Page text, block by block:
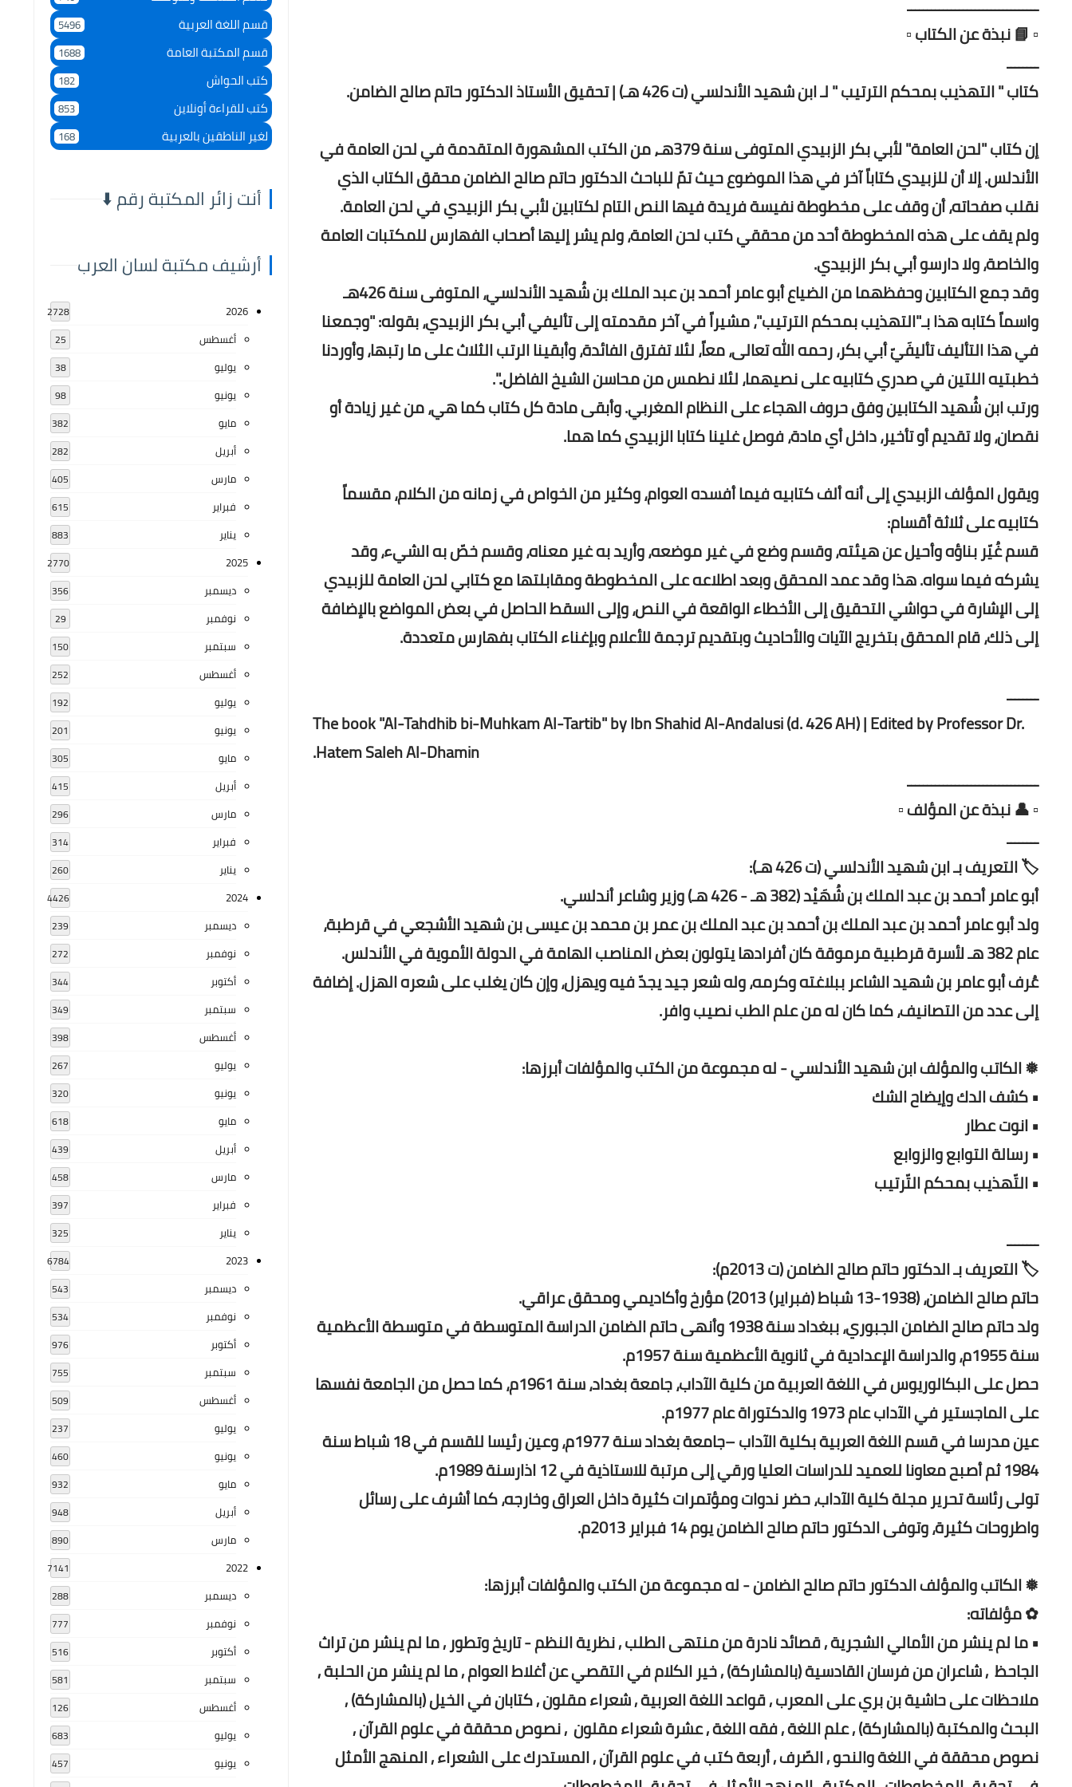
▫️ 📘 نبذة عن الكتاب ▫️
ــــــــ
كتاب " التهذيب بمحكم الترتيب " لـ ابن شهيد الأندلسي (ت 426 هـ) | تحقيق الأستاذ الدكتور حاتم صالح الضامن.
إن كتاب "لحن العامة" لأبي بكر الزبيدي المتوفى سنة 379هـ، من الكتب المشهورة المتقدمة في لحن العامة في
الأندلس. إلا أن للزبيدي كتاباً آخر في هذا الموضوع حيث تمّ للباحث الدكتور حاتم صالح الضامن محقق الكتاب الذي
نقلب صفحاته، أن وقف على مخطوطة نفيسة فريدة فيها النص التام لكتابين لأبي بكر الزبيدي في لحن العامة.
ولم يقف على هذه المخطوطة أحد من محققي كتب لحن العامة، ولم يشر إليها أصحاب الفهارس للمكتبات العامة
والخاصة، ولا دارسو أبي بكر الزبيدي.
وقد جمع الكتابين وحفظهما من الضياع أبو عامر أحمد بن عبد الملك بن شُهيد الأندلسي، المتوفى سنة 426هـ
واسماً كتابه هذا بـ"التهذيب بمحكم الترتيب"، مشيراً في آخر مقدمته إلى تأليفي أبي بكر الزبيدي، بقوله: "وجمعنا
في هذا التأليف تأليفَيّ أبي بكر، رحمه الله تعالى، معاً، لئلا تفترق الفائدة، وأبقينا الرتب الثلاث على ما رتبها، وأوردنا
خطبتيه اللتين في صدري كتابيه على نصيهما، لئلا نطمس من محاسن الشيخ الفاضل..".
ورتب ابن شُهيد الكتابين وفق حروف الهجاء على النظام المغربي. وأبقى مادة كل كتاب كما هي، من غير زيادة أو
نقصان، ولا تقديم أو تأخير، داخل أي مادة، فوصل غلينا كتابا الزبيدي كما هما.
ويقول المؤلف الزبيدي إلى أنه ألف كتابيه فيما أفسده العوام، وكثير من الخواص في زمانه من الكلام، مقسماً
كتابيه على ثلاثة أقسام:
قسم غُيّر بناؤه وأحيل عن هيئته، وقسم وضع في غير موضعه، وأريد به غير معناه، وقسم خصّ به الشيء، وقد
يشركه فيما سواه. هذا وقد عمد المحقق وبعد اطلاعه على المخطوطة ومقابلتها مع كتابي لحن العامة للزبيدي
إلى الإشارة في حواشي التحقيق إلى الأخطاء الواقعة في النص، وإلى السقط الحاصل في بعض المواضع بالإضافة
إلى ذلك، قام المحقق بتخريج الآيات والأحاديث وبتقديم ترجمة للأعلام وبإغناء الكتاب بفهارس متعددة.
ــــــــ
The book "Al-Tahdhib bi-Muhkam Al-Tartib" by Ibn Shahid Al-Andalusi (d. 426 AH) | Edited by Professor Dr.
Hatem Saleh Al-Dhamin.
ـــــــــــــــــــــــــــــــــ
▫️ 👤 نبذة عن المؤلف ▫️
ــــــــ
🏷️ التعريف بـ ابن شهيد الأندلسي (ت 426 هـ):
أبو عامر أحمد بن عبد الملك بن شُهَيْد (382 هـ - 426 هـ) وزير وشاعر أندلسي.
ولد أبو عامر أحمد بن عبد الملك بن أحمد بن عبد الملك بن عمر بن محمد بن عيسى بن شهيد الأشجعي في قرطبة،
عام 382 هـ لأسرة قرطبية مرموقة كان أفرادها يتولون بعض المناصب الهامة في الدولة الأموية في الأندلس.
عُرف أبو عامر بن شهيد الشاعر ببلاغته وكرمه، وله شعر جيد يجدّ فيه ويهزل، وإن كان يغلب على شعره الهزل. إضافة
إلى عدد من التصانيف، كما كان له من علم الطب نصيب وافر.
❅ الكاتب والمؤلف ابن شهيد الأندلسي - له مجموعة من الكتب والمؤلفات أبرزها:
• كشف الدك وإيضاح الشك
• انوت عطار
• رسالة التوابع والزوابع
• التّهذيب بمحكم التّرتيب
ــــــــ
🏷️ التعريف بـ الدكتور حاتم صالح الضامن (ت 2013م):
حاتم صالح الضامن، (1938-13 شباط (فبراير) 2013) مؤرخ وأكاديمي ومحقق عراقي.
ولد حاتم صالح الضامن الجبوري، ببغداد سنة 1938 وأنهى حاتم الضامن الدراسة المتوسطة في متوسطة الأعظمية
سنة 1955م، والدراسة الإعدادية في ثانوية الأعظمية سنة 1957م.
حصل على البكالوريوس في اللغة العربية من كلية الآداب، جامعة بغداد، سنة 1961م، كما حصل من الجامعة نفسها
على الماجستير في الآداب عام 1973 والدكتوراة عام 1977م.
عين مدرسا في قسم اللغة العربية بكلية الآداب –جامعة بغداد سنة 1977م، وعين رئيسا للقسم في 18 شباط سنة
1984 ثم أصبح معاونا للعميد للدراسات العليا ورقي إلى مرتبة للاستاذية في 12 اذارسنة 1989م.
تولى رئاسة تحرير مجلة كلية الآداب، حضر ندوات ومؤتمرات كثيرة داخل العراق وخارجه، كما أشرف على رسائل
واطروحات كثيرة، وتوفى الدكتور حاتم صالح الضامن يوم 14 فبراير 2013م.
❅ الكاتب والمؤلف الدكتور حاتم صالح الضامن - له مجموعة من الكتب والمؤلفات أبرزها:
✿ مؤلفاته:
• ما لم ينشر من الأمالي الشجرية , قصائد نادرة من منتهى الطلب , نظرية النظم - تاريخ وتطور , ما لم ينشر من تراث
الجاحظ , شاعران من فرسان القادسية (بالمشاركة) , خير الكلام في التقصي عن أغلاط العوام , ما لم ينشر من الحلبة ,
ملاحظات على حاشية بن بري على المعرب , قواعد اللغة العربية , شعراء مقلون , كتابان في الخيل (بالمشاركة) ,
البحث والمكتبة (بالمشاركة) , علم اللغة , فقه اللغة , عشرة شعراء مقلون , نصوص محققة في علوم القرآن ,
نصوص محققة في اللغة والنحو , الصّرف , أربعة كتب في علوم القرآن , المستدرك على الشعراء , المنهج الأمثل
قسم اللغة العربية 5496
قسم المكتبة العامة 1688
كتب الحواش 182
كتب للقراءة أونلاين 853
لغير الناطقين بالعربية 168
أنت زائر المكتبة رقم ⬇️
أرشيف مكتبة لسان العرب
2026
2728
أغسطس 25
يوليو 38
يونيو 98
مايو 382
أبريل 282
مارس 405
فبراير 615
يناير 883
2025
2770
ديسمبر 356
نوفمبر 29
سبتمبر 150
أغسطس 252
يوليو 192
يونيو 201
مايو 305
أبريل 415
مارس 296
فبراير 314
يناير 260
2024
4426
ديسمبر 239
نوفمبر 272
أكتوبر 344
سبتمبر 349
أغسطس 398
يوليو 267
يونيو 320
مايو 618
أبريل 439
مارس 458
فبراير 397
يناير 325
2023
6784
ديسمبر 543
نوفمبر 534
أكتوبر 976
سبتمبر 755
أغسطس 509
يوليو 237
يونيو 460
مايو 932
أبريل 948
مارس 890
2022
7141
ديسمبر 288
نوفمبر 777
أكتوبر 516
سبتمبر 581
أغسطس 126
يوليو 683
يونيو 457